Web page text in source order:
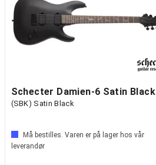
Schecter Damien-6 Satin Black
(SBK) Satin Black
Må bestilles. Varen er på lager hos vår
leverandør